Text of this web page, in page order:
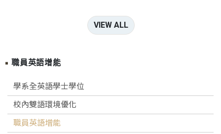
職員英語增能
學系全英語學士學位
校內雙語環境優化
職員英語增能
VIEW ALL